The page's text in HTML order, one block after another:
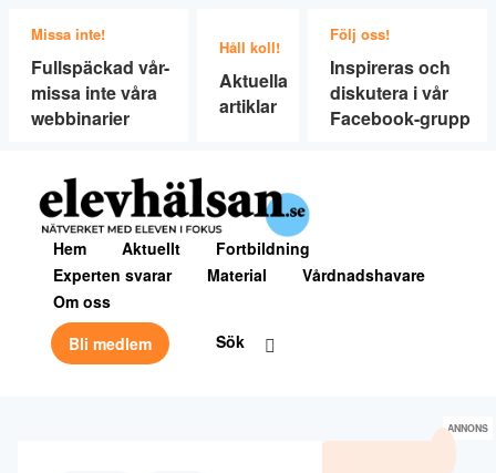
Missa inte!
Fullspäckad vår-
missa inte våra
webbinarier
Håll koll!
Aktuella
artiklar
Följ oss!
Inspireras och
diskutera i vår
Facebook-grupp
Hem Aktuellt
Fortbildning
Experten svarar
Material
Vårdnadshavare
Om oss
Bli medlem
Sök
ANNONS